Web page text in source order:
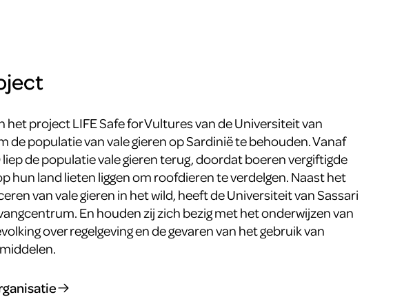
het project LIFE Safe for Vultures van de Universiteit van
de populatie van vale gieren op Sardinië te behouden. Vanaf
liep de populatie vale gieren terug, doordat boeren vergiftigde
hun land lieten liggen om roofdieren te verdelgen. Naast het
van vale gieren in het wild, heeft de Universiteit van Sassari
En houden zij zich bezig met het onderwijzen van
over regelgeving en de gevaren van het gebruik van